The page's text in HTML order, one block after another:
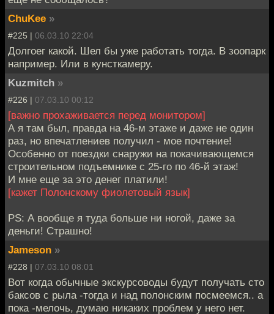
ChuKee »
#225 | 06.03.10 22:04
Долгоег какой. Шел бы уже работать тогда. В зоопарк
например. Или в кунсткамеру.
Kuzmitch »
#226 | 07.03.10 00:12
[важно прохаживается перед монитором]
А я там был, правда на 46-м этаже и даже не один
раз, но впечатлениев получил - мое почтение!
Особенно от поездки снаружи на покачивающемся
строительном подъемнике с 25-го по 46-й этаж!
И мне еще за это денег платили!
[кажет Полонскому фиолетовый язык]
PS: А вообще я туда больше ни ногой, даже за
деньги! Страшно!
Jameson »
#228 | 07.03.10 08:01
Вот когда обычные экскурсоводы будут получать сто
баксов с рыла -тогда и над полонским посмеемся.. а
пока -мелочь, думаю никаких проблем у него нет.